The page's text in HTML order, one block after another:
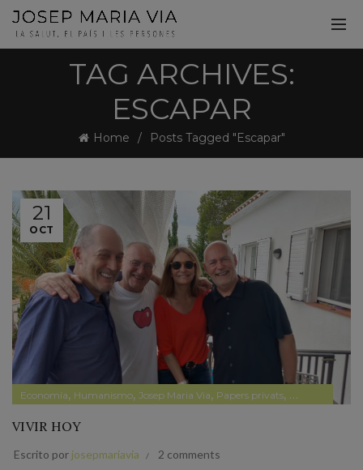
TAG ARCHIVES:
ESCAPAR
Home Posts Tagged "Escapar"
21
OCT
Economía, Humanismo, Josep Maria Via, Papers privats, Pensamiento
VIVIR HOY
Escrito por josepmariavia 2 comments